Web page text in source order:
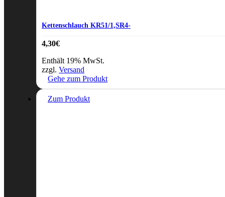
Kettenschlauch KR51/1,SR4-
4,30€
Enthält 19% MwSt.
zzgl. Versand
Gehe zum Produkt
Zum Produkt